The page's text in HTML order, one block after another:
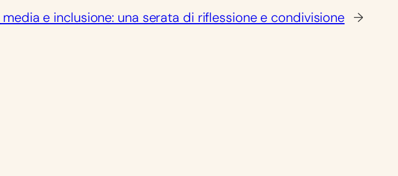
e inclusione: una serata di riflessione e condivisione →